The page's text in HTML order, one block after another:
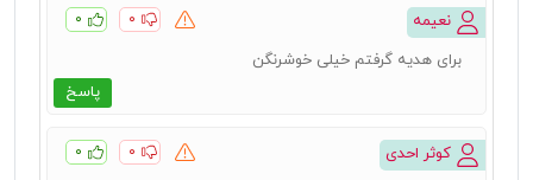
نعیمه ۰ ۰
پاسخ
برای هدیه گرفتم خیلی خوشرنگن
کوثر احدی ۰ ۰